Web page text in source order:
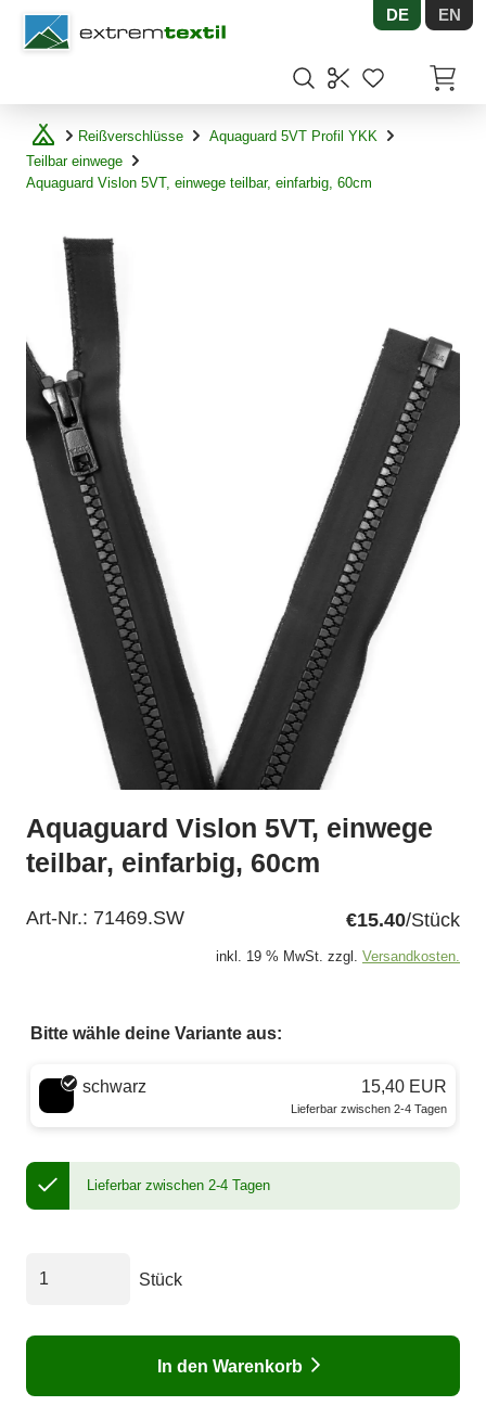
Shopware DE EN
Reißverschlüsse
Aquaguard 5VT Profil YKK
Teilbar einwege
Aquaguard Vislon 5VT, einwege teilbar, einfarbig, 60cm
Aquaguard Vislon 5VT, einwege
teilbar, einfarbig, 60cm
Art-Nr.: 71469.SW €15.40/Stück
inkl. 19 % MwSt. zzgl. Versandkosten.
Bitte wähle deine Variante aus:
Wähle eine Farbe
schwarz 15,40 EUR
Lieferbar zwischen 2-4 Tagen
Lieferbar zwischen 2-4 Tagen
Stück
In den Warenkorb